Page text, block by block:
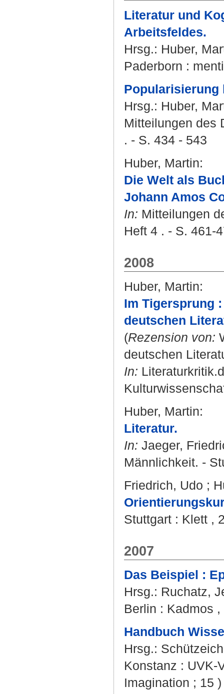
Literatur und
Arbeitsfeldes.
Hrsg.: Huber,
Paderborn :
Popularisierung
Hrsg.: Huber,
Mitteilungen des
. - S. 434 - 543
Huber, Martin:
Die Welt als
Johann Amos
In: Mitteilungen
Heft 4 . - S. 461-
2008
Huber, Martin:
Im Tigersprung
deutschen
(Rezension von:
deutschen
In:
Huber, Martin:
Literatur.
In: Jaeger,
Männlichkeit. -
Friedrich, Udo ;
Stuttgart : Klett ,
2007
Das Beispiel :
Hrsg.: Ruchatz,
Berlin : Kadmos
Handbuch
Hrsg.:
Konstanz : UVK-
Imagination ; 15 )